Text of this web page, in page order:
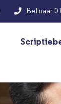
Bel naar